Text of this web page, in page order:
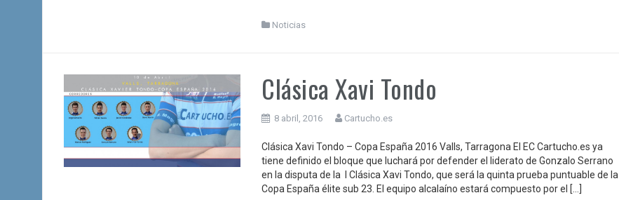
Noticias
Clásica Xavi Tondo
8 abril, 2016 Cartucho.es
Clásica Xavi Tondo – Copa España 2016 Valls, Tarragona El EC Cartucho.es ya
tiene definido el bloque que luchará por defender el liderato de Gonzalo Serrano
en la disputa de la I Clásica Xavi Tondo, que será la quinta prueba puntuable de la
Copa España élite sub 23. El equipo alcalaíno estará compuesto por el […]